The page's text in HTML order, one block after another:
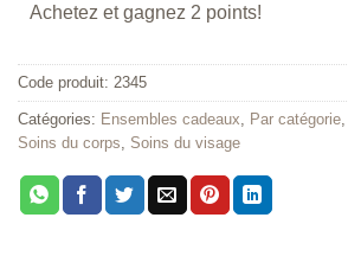
Achetez et gagnez 2 points!
Code produit: 2345
Catégories: Ensembles cadeaux Par catégorie
Soins du corps
Soins du visage